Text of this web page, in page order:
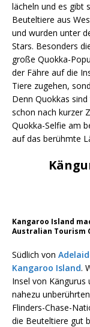
lächeln und es gibt
Beuteltiere aus
und wurden unter
Stars. Besonders
große Quokka-
der Fähre auf die
Tiere zugehen,
Denn Quokkas
schon nach kurzer
Quokka-Selfie am
auf das berühmte
Kangaroo Island
Australian Tourism
Südlich von
Kangaroo Island.
Insel von Kängurus
nahezu
Flinders-Chase-
die Beuteltiere gut